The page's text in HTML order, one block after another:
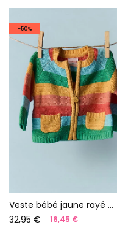
-50%
Veste bébé jaune rayé en maille
32,95 €
16,45 €